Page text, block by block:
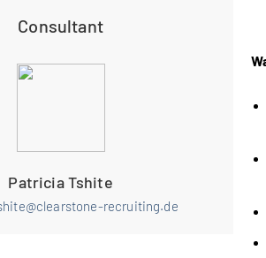
Consultant
Patricia Tshite
recruiting.de